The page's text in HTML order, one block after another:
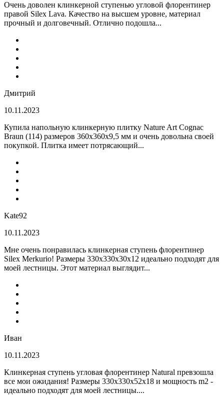
Очень доволен клинкерной ступенью угловой флорентинер
правой Silex Lava. Качество на высшем уровне, материал
прочный и долговечный. Отлично подошла...
Дмитрий
10.11.2023
Купила напольную клинкерную плитку Nature Art Cognac
Braun (114) размеров 360x360x9,5 мм и очень довольна своей
покупкой. Плитка имеет потрясающий...
Kate92
10.11.2023
Мне очень понравилась клинкерная ступень флорентинер
Silex Merkurio! Размеры 330х330х30х12 идеально подходят для
моей лестницы. Этот материал выглядит...
Иван
10.11.2023
Клинкерная ступень угловая флорентинер Natural превзошла
все мои ожидания! Размеры 330х330х52х18 и мощность m2 -
идеально подходят для моей лестницы....